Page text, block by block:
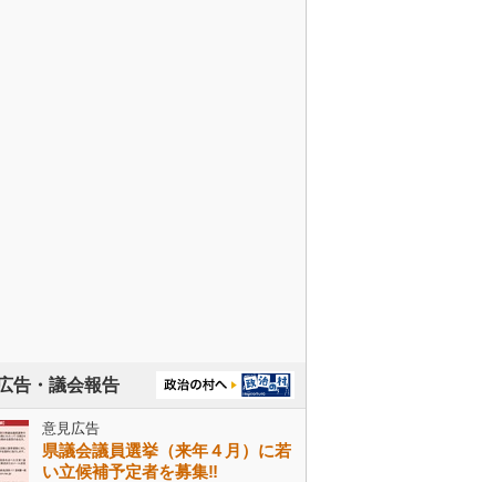
告・議会報告
意見広告
県議会議員選挙（来年４月）に若
い立候補予定者を募集‼